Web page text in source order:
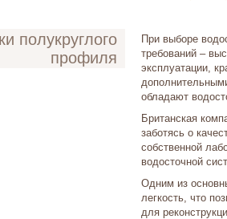
профиля
При выборе
требований –
эксплуатации,
обладают
Британская
заботясь о
собственной
водосточной
Одним из
легкость, что
для